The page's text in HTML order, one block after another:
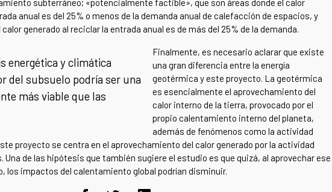
subterráneo; «potencialmente factible», que son áreas donde el calor
anual es del 25% o menos de la demanda anual de calefacción de espacios, y
generado al reciclar la entrada anual es de más del 25% de la demanda.
energética y climática
del subsuelo podría ser una
más viable que las
Finalmente, es necesario aclarar que existe
una gran diferencia entre la energía
geotérmica y este proyecto. La geotérmica
es esencialmente el aprovechamiento del
calor interno de la tierra, provocado por el
propio calentamiento interno del planeta,
además de fenómenos como la actividad
proyecto se centra en el aprovechamiento del calor generado por la actividad
Una de las hipótesis que también sugiere el estudio es que quizá, al aprovechar ese
los impactos del calentamiento global podrían disminuir.